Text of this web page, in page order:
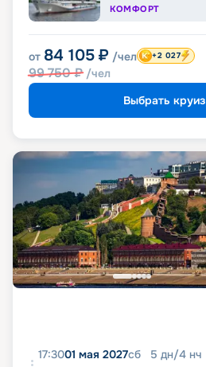
КОМФОРТ
от 84 105 ₽ /чел
99 750₽ /чел
+2 027
Выбрать круиз
17:3001 мая 2027сб 5 дн/4 нч